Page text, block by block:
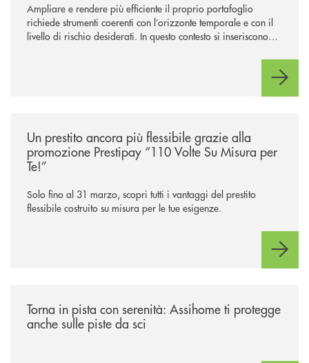
Ampliare e rendere più efficiente il proprio portafoglio
richiede strumenti coerenti con l’orizzonte temporale e con il
livello di rischio desiderati. In questo contesto si inseriscono
soluzioni tra loro complementari, pensate per accompagnare
Un prestito ancora più flessibile grazie alla
promozione Prestipay “110 Volte Su Misura per
Te!”
Solo fino al 31 marzo, scopri tutti i vantaggi del prestito
flessibile costruito su misura per le tue esigenze.
Torna in pista con serenità: Assihome ti protegge
anche sulle piste da sci